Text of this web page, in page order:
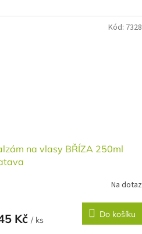
na vlasy BŘÍZA 250ml
Na dotaz
Kč / ks
Do košíku
Kód: 7328